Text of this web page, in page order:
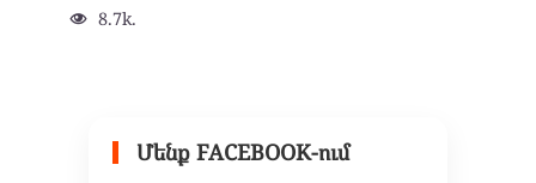
8.7k.
Մենք FACEBOOK-ում